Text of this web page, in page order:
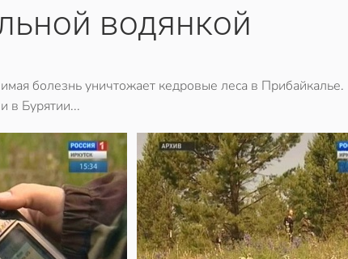
водянкой
болезнь уничтожает кедровые леса в Прибайкалье.
в Бурятии...